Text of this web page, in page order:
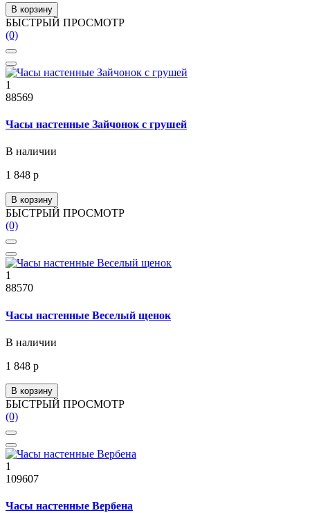
В корзину
БЫСТРЫЙ ПРОСМОТР
(0)
1
88569
Часы настенные Зайчонок с грушей
В наличии
1 848 р
В корзину
БЫСТРЫЙ ПРОСМОТР
(0)
1
88570
Часы настенные Веселый щенок
В наличии
1 848 р
В корзину
БЫСТРЫЙ ПРОСМОТР
(0)
1
109607
Часы настенные Вербена